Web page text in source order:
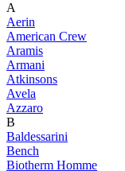
A
Aerin
American Crew
Aramis
Armani
Atkinsons
Avela
Azzaro
B
Baldessarini
Bench
Biotherm Homme